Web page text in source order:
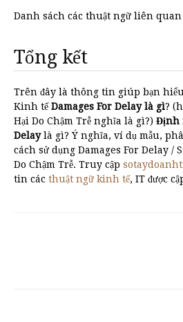
Danh sách các thuật ngữ liên quan
Tổng kết
Trên đây là thông tin giúp bạn
Kinh tếDamages For Delay là gì?
Hại Do Chậm Trễ nghĩa là gì?) Định
Delaylà gì? Ý nghĩa, ví dụ mẫu,
cách sử dụng Damages For Delay /
Do Chậm Trễ. Truy cập
tin các thuật ngữ kinh tế, IT được